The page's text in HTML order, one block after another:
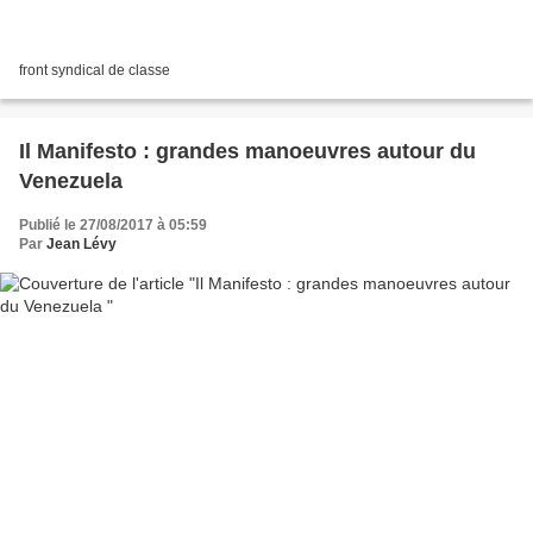
front syndical de classe
Il Manifesto : grandes manoeuvres autour du
Venezuela
Publié le 27/08/2017 à 05:59
Par Jean Lévy